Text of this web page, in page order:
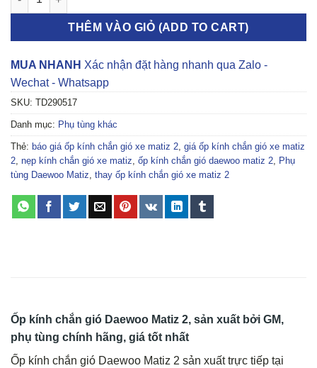
THÊM VÀO GIỎ (ADD TO CART)
MUA NHANH Xác nhận đặt hàng nhanh qua Zalo -
Wechat - Whatsapp
SKU: TD290517
Danh mục: Phụ tùng khác
Thẻ: báo giá ốp kính chắn gió xe matiz 2, giá ốp kính chắn gió xe matiz
2, nẹp kính chắn gió xe matiz, ốp kính chắn gió daewoo matiz 2, Phụ
tùng Daewoo Matiz, thay ốp kính chắn gió xe matiz 2
Ốp kính chắn gió Daewoo Matiz 2, sản xuất bởi GM,
phụ tùng chính hãng, giá tốt nhất
Ốp kính chắn gió Daewoo Matiz 2 sản xuất trực tiếp tại